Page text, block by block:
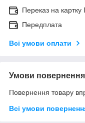
Переказ на картку
Передплата
Всі умови оплати
Умови повернення
Повернення товару
Всі умови